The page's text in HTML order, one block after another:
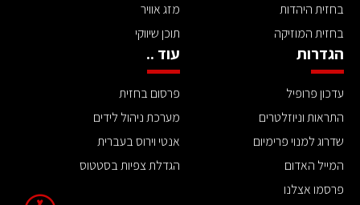
בחזית היהדות
בחזית המוזיקה
מזג אוויר
תוכן שיווקי
הגדרות
עדכון פרופיל
התראות וניוזלטרים
שדרוג למנוי פרימיום
המייל האדום
פרסמו אצלנו
עוד ..
פרסום בחזית
מערכת ניהול לידים
אנטי וירוס בעברית
הגדלת צפיות בסטטוס